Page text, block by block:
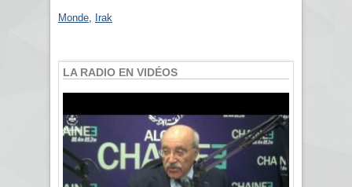
Monde Irak
LA RADIO EN VIDÉOS